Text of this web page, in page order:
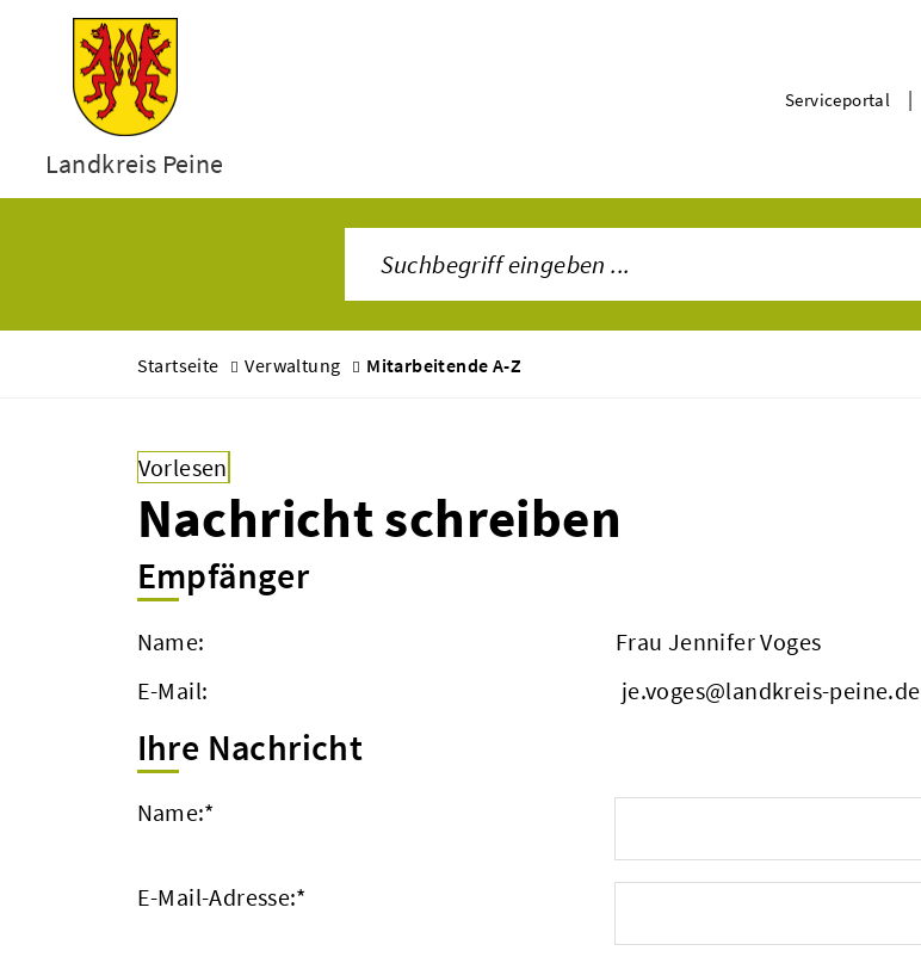
Landkreis Peine
Serviceportal |
Startseite Verwaltung Mitarbeitende A-Z
Vorlesen
Nachricht schreiben
Empfänger
Name:
Frau Jennifer Voges
E-Mail:
je.voges@landkreis-peine.de
Ihre Nachricht
Name:*
E-Mail-Adresse:*